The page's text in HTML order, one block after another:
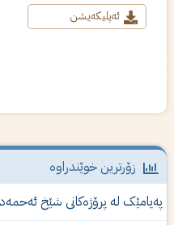
ئەپلیکەیشن
زۆرترین خوێندراوە
لە پرۆژەكانى شێخ